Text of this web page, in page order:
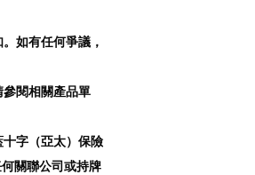
如有任何爭議，
閱相關產品單
字（亞太）保險
關聯公司或持牌